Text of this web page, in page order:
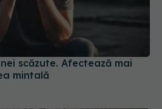
scăzute. Afectează mai
mintală